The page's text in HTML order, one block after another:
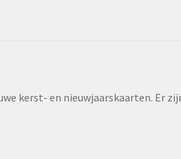
kerst- en nieuwjaarskaarten. Er